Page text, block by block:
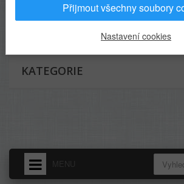
0
KATEGORIE
Přijmout všechny soubory
Nastavení cookies